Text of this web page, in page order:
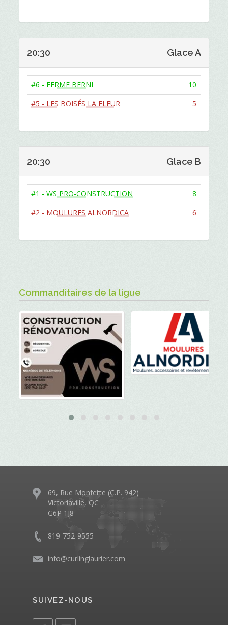
20:30 Glace A
#6 - FERME BERNI
10
#5 - LES BOISÉS LA FLEUR
5
20:30 Glace B
#1 - WS PRO-CONSTRUCTION
8
#2 - MOULURES ALNORDICA
6
Commanditaires de la ligue
69, Rue Monfette (C.P. 942)
Victoriaville, QC
G6P 1J8
819-752-9555
info@curlinglaurier.com
SUIVEZ-NOUS